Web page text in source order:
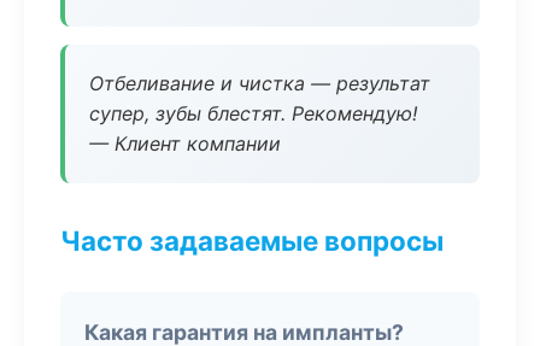
Отбеливание и чистка — результат
супер, зубы блестят. Рекомендую!
— Клиент компании
Часто задаваемые вопросы
Какая гарантия на импланты?